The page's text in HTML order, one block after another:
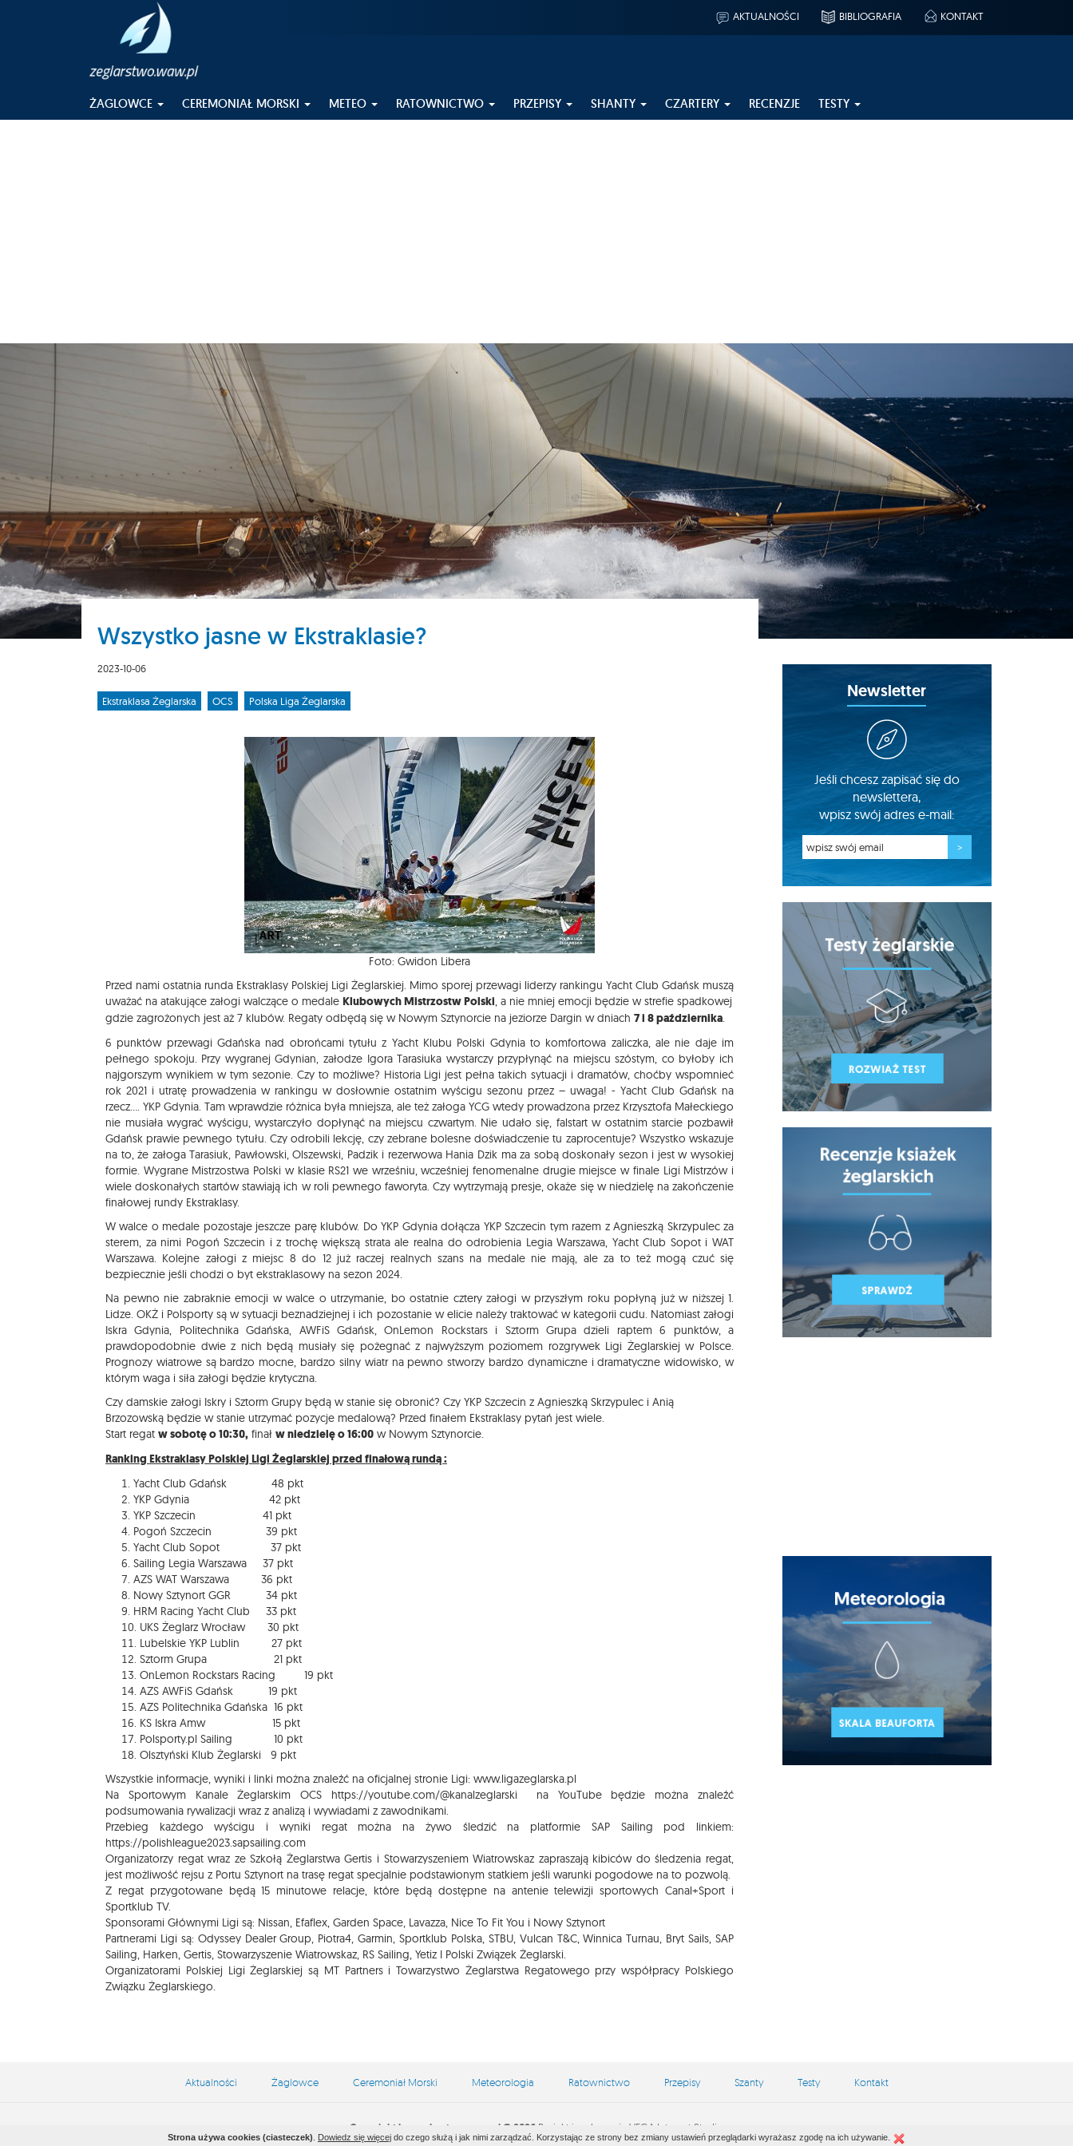
AKTUALNOŚCI BIBLIOGRAFIA KONTAKT
ŻAGLOWCE CEREMONIAŁ MORSKI METEO RATOWNICTWO PRZEPISY SHANTY CZARTERY RECENZJE TESTY
Wszystko jasne w Ekstraklasie?
2023-10-06
Ekstraklasa Żeglarska OCS Polska Liga Żeglarska
Foto: Gwidon Libera
Przed nami ostatnia runda Ekstraklasy Polskiej Ligi Żeglarskiej. Mimo sporej przewagi liderzy rankingu Yacht Club Gdańsk muszą
uważać na atakujące załogi walczące o medale Klubowych Mistrzostw Polski, a nie mniej emocji będzie w strefie spadkowej
gdzie zagrożonych jest aż 7 klubów. Regaty odbędą się w Nowym Sztynorcie na jeziorze Dargin w dniach 7 i 8 października.
6 punktów przewagi Gdańska nad obrońcami tytułu z Yacht Klubu Polski Gdynia to komfortowa zaliczka, ale nie daje im
pełnego spokoju. Przy wygranej Gdynian, załodze Igora Tarasiuka wystarczy przypłynąć na miejscu szóstym, co byłoby ich
najgorszym wynikiem w tym sezonie. Czy to możliwe? Historia Ligi jest pełna takich sytuacji i dramatów, choćby wspomnieć
rok 2021 i utratę prowadzenia w rankingu w dosłownie ostatnim wyścigu sezonu przez – uwaga! - Yacht Club Gdańsk na
rzecz…. YKP Gdynia. Tam wprawdzie różnica była mniejsza, ale też załoga YCG wtedy prowadzona przez Krzysztofa Małeckiego
nie musiała wygrać wyścigu, wystarczyło dopłynąć na miejscu czwartym. Nie udało się, falstart w ostatnim starcie pozbawił
Gdańsk prawie pewnego tytułu. Czy odrobili lekcję, czy zebrane bolesne doświadczenie tu zaprocentuje? Wszystko wskazuje
na to, że załoga Tarasiuk, Pawłowski, Olszewski, Padzik i rezerwowa Hania Dzik ma za sobą doskonały sezon i jest w wysokiej
formie. Wygrane Mistrzostwa Polski w klasie RS21 we wrześniu, wcześniej fenomenalne drugie miejsce w finale Ligi Mistrzów i
wiele doskonałych startów stawiają ich w roli pewnego faworyta. Czy wytrzymają presje, okaże się w niedzielę na zakończenie
finałowej rundy Ekstraklasy.
W walce o medale pozostaje jeszcze parę klubów. Do YKP Gdynia dołącza YKP Szczecin tym razem z Agnieszką Skrzypulec za
sterem, za nimi Pogoń Szczecin i z trochę większą strata ale realna do odrobienia Legia Warszawa, Yacht Club Sopot i WAT
Warszawa. Kolejne załogi z miejsc 8 do 12 już raczej realnych szans na medale nie mają, ale za to też mogą czuć się
bezpiecznie jeśli chodzi o byt ekstraklasowy na sezon 2024.
Na pewno nie zabraknie emocji w walce o utrzymanie, bo ostatnie cztery załogi w przyszłym roku popłyną już w niższej 1.
Lidze. OKŻ i Polsporty są w sytuacji beznadziejnej i ich pozostanie w elicie należy traktować w kategorii cudu. Natomiast załogi
Iskra Gdynia, Politechnika Gdańska, AWFiS Gdańsk, OnLemon Rockstars i Sztorm Grupa dzieli raptem 6 punktów, a
prawdopodobnie dwie z nich będą musiały się pożegnać z najwyższym poziomem rozgrywek Ligi Żeglarskiej w Polsce.
Prognozy wiatrowe są bardzo mocne, bardzo silny wiatr na pewno stworzy bardzo dynamiczne i dramatyczne widowisko, w
którym waga i siła załogi będzie krytyczna.
Czy damskie załogi Iskry i Sztorm Grupy będą w stanie się obronić? Czy YKP Szczecin z Agnieszką Skrzypulec i Anią
Brzozowską będzie w stanie utrzymać pozycje medalową? Przed finałem Ekstraklasy pytań jest wiele.
Start regat w sobotę o 10:30, finał w niedzielę o 16:00 w Nowym Sztynorcie.
Ranking Ekstraklasy Polskiej Ligi Żeglarskiej przed finałową rundą :
Yacht Club Gdańsk 48 pkt
YKP Gdynia 42 pkt
YKP Szczecin 41 pkt
Pogoń Szczecin 39 pkt
Yacht Club Sopot 37 pkt
Sailing Legia Warszawa 37 pkt
AZS WAT Warszawa 36 pkt
Nowy Sztynort GGR 34 pkt
HRM Racing Yacht Club 33 pkt
UKS Żeglarz Wrocław 30 pkt
Lubelskie YKP Lublin 27 pkt
Sztorm Grupa 21 pkt
OnLemon Rockstars Racing 19 pkt
AZS AWFiS Gdańsk 19 pkt
AZS Politechnika Gdańska 16 pkt
KS Iskra Amw 15 pkt
Polsporty.pl Sailing 10 pkt
Olsztyński Klub Żeglarski 9 pkt
Wszystkie informacje, wyniki i linki można znaleźć na oficjalnej stronie Ligi: www.ligazeglarska.pl
Na Sportowym Kanale Żeglarskim OCS https://youtube.com/@kanalzeglarski na YouTube będzie można znaleźć
podsumowania rywalizacji wraz z analizą i wywiadami z zawodnikami.
Przebieg każdego wyścigu i wyniki regat można na żywo śledzić na platformie SAP Sailing pod linkiem:
https://polishleague2023.sapsailing.com
Organizatorzy regat wraz ze Szkołą Żeglarstwa Gertis i Stowarzyszeniem Wiatrowskaz zapraszają kibiców do śledzenia regat,
jest możliwość rejsu z Portu Sztynort na trasę regat specjalnie podstawionym statkiem jeśli warunki pogodowe na to pozwolą.
Z regat przygotowane będą 15 minutowe relacje, które będą dostępne na antenie telewizji sportowych Canal+Sport i
Sportklub TV.
Sponsorami Głównymi Ligi są: Nissan, Efaflex, Garden Space, Lavazza, Nice To Fit You i Nowy Sztynort
Partnerami Ligi są: Odyssey Dealer Group, Piotra4, Garmin, Sportklub Polska, STBU, Vulcan T&C, Winnica Turnau, Bryt Sails, SAP
Sailing, Harken, Gertis, Stowarzyszenie Wiatrowskaz, RS Sailing, Yetiz I Polski Związek Żeglarski.
Organizatorami Polskiej Ligi Żeglarskiej są MT Partners i Towarzystwo Żeglarstwa Regatowego przy współpracy Polskiego
Związku Żeglarskiego.
Newsletter
Jeśli chcesz zapisać się do
newslettera,
wpisz swój adres e-mail:
Aktualności Żaglowce Ceremoniał Morski Meteorologia Ratownictwo Przepisy Szanty Testy Kontakt
Copyright by zeglarstwo.waw.pl © 2026 Projekt i wykonanie VEGA Internet Studio
Strona używa cookies (ciasteczek) Dowiedz się więcej do czego służą i jak nimi zarządzać. Korzystając ze strony bez zmiany ustawień przeglądarki wyrażasz zgodę na ich używanie.